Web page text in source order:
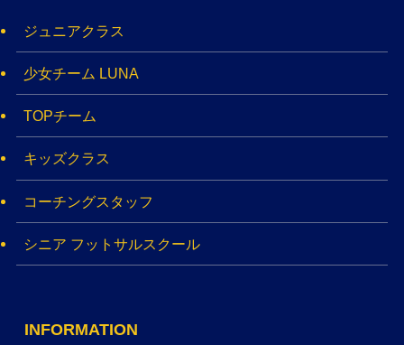
ジュニアクラス
少女チーム LUNA
TOPチーム
キッズクラス
コーチングスタッフ
シニア フットサルスクール
INFORMATION